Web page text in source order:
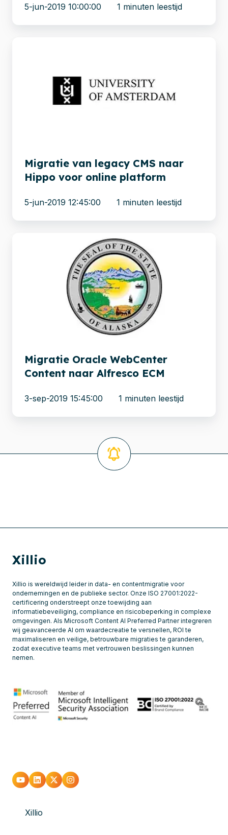
5-jun-2019 10:00:00 1 minuten leestijd
platform
Migratie van legacy CMS naar
Hippo voor online platform
5-jun-2019 12:45:00 1 minuten leestijd
Migratie Oracle WebCenter
Content naar Alfresco ECM
3-sep-2019 15:45:00 1 minuten leestijd
Xillio
Xillio is wereldwijd leider in data- en contentmigratie voor
ondernemingen en de publieke sector. Onze ISO 27001:2022-
certificering onderstreept onze toewijding aan
informatiebeveiliging, compliance en risicobeperking in complexe
omgevingen. Als Microsoft Content AI Preferred Partner integreren
wij geavanceerde AI om waardecreatie te versnellen, ROI te
maximaliseren en veilige, betrouwbare migraties te garanderen,
zodat executive teams met vertrouwen beslissingen kunnen
nemen.
Xillio